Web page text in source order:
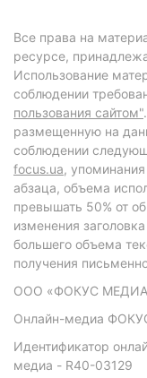
Все права на
ресурсе,
Использование
соблюдении
пользования сайтом"
размещенную на
соблюдении
focus.ua,
абзаца, объема
превышать 50% от
изменения
большего объема
получения
ООО «ФОКУС
Онлайн-медиа
Идентификатор
медиа - R40-03129